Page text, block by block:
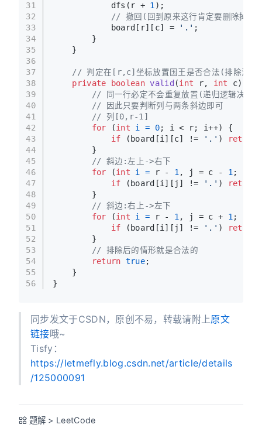
31
32
33
34
35
36
37
38
39
40
41
42
43
44
45
46
47
48
49
50
51
52
53
54
55
56
            dfs(r +
1);
// 撤回(回到原来这行肯定要删除掉刚
            board[r][c] =
'.' ;
        }
    }
// 判定在[r,c]坐标放置国王是否合法(排除法)
private
boolean valid (int r, int c)
// 同一行必定不会重复放置(递归逻辑决定)
// 因此只要判断列与两条斜边即可
// 列[0,r-1]
for (int i = 0; i < r; i++) {
if (board[i][c] != '.' ) return
        }
// 斜边:左上->右下
for (int i = r - 1, j = c - 1; i
if (board[i][j] != '.' ) return
        }
// 斜边:右上->左下
for (int i = r - 1, j = c + 1; i
if (board[i][j] != '.' ) return
        }
// 排除后的情形就是合法的
return true;
    }
}
同步发文于CSDN，原创不易，转载请附上原文
链接哦~
Tisfy：
https://letmefly.blog.csdn.net/article/details
/125000091
题解 > LeetCode